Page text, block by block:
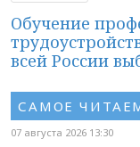
Обучение
всей России
САМОЕ
07 августа 2026 13:30